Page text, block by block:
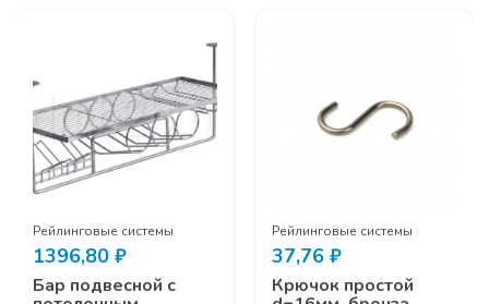
Рейлинговые системы
1396,80 ₽
Бар подвесной с
Рейлинговые системы
37,76 ₽
Крючок простой